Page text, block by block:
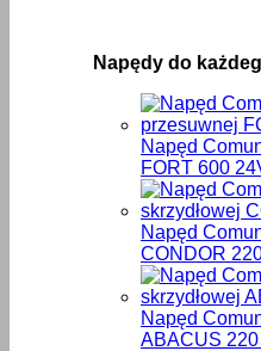
Napędy do
Napęd
FORT 600
Napęd
CONDOR
Napęd
ABACUS